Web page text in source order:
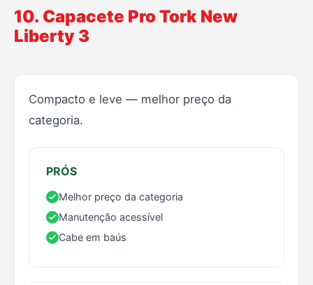
10. Capacete Pro Tork New
Liberty 3
Compacto e leve — melhor preço da
categoria.
PRÓS
Melhor preço da categoria
Manutenção acessível
Cabe em baús